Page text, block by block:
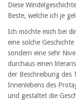
Diese
Beste, welche ich je
Ich möchte mich bei
eine solche
sondern eine sehr
durchaus einen
der Beschreibung des
Innenlebens des
und gestaltet die